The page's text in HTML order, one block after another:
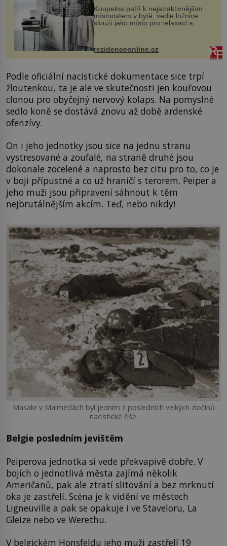
Koupelna patří k nejatraktivnějším
místnostem v bytě, vedle ložnice
slouží jako místo pro relaxaci a
odpočinek. Koupelnový textil –
ručníky, osušky a koberečky –
mohou jako mávnutím kouzelného
proutku...
rezidenceonline.cz
Podle oficiální nacistické dokumentace sice trpí
žloutenkou, ta je ale ve skutečnosti jen kouřovou
clonou pro obyčejný nervový kolaps. Na pomyslné
sedlo koně se dostává znovu až době ardenské
ofenzívy.
On i jeho jednotky jsou sice na jednu stranu
vystresované a zoufalé, na straně druhé jsou
dokonale zocelené a naprosto bez citu pro to, co je
v boji přípustné a co už hraničí s terorem. Peiper a
jeho muži jsou připravení sáhnout k těm
nejbrutálnějším akcím. Teď, nebo nikdy!
Masakr v Malmédách byl jedním z posledních velkých zločinů
nacistické říše.
Belgie posledním jevištěm
Peiperova jednotka si vede překvapivě dobře. V
bojích o jednotlivá města zajímá několik
Američanů, pak ale ztratí slitování a bez mrknutí
oka je zastřelí. Scéna je k vidění ve městech
Ligneuville a pak se opakuje i ve Staveloru, La
Gleize nebo ve Werethu.
V belgickém Honsfeldu jeho muži zastřelí 19